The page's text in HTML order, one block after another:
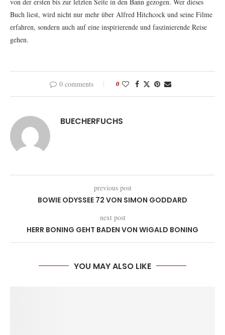
Buch liest, wird nicht nur mehr über Alfred Hitchcock und seine Filme
erfahren, sondern auch auf eine inspirierende und faszinierende Reise
gehen.
0 comments 0
BUECHERFUCHS
previous post
BOWIE ODYSSEE 72 VON SIMON GODDARD
next post
HERR BONING GEHT BADEN VON WIGALD BONING
YOU MAY ALSO LIKE